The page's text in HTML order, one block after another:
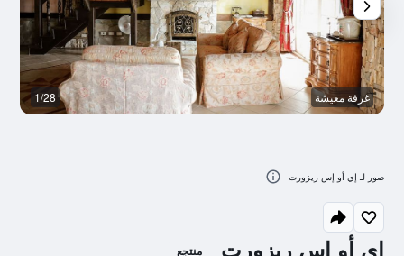
إي أو إس ريزورت منتجع
غرفة معيشة 1/28
صور لـ إي أو إس ريزورت